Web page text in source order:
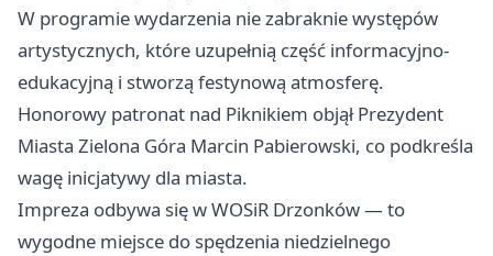
W programie wydarzenia nie zabraknie występów
artystycznych, które uzupełnią część informacyjno-
edukacyjną i stworzą festynową atmosferę.
Honorowy patronat nad Piknikiem objął Prezydent
Miasta Zielona Góra Marcin Pabierowski, co podkreśla
wagę inicjatywy dla miasta.
Impreza odbywa się w WOSiR Drzonków — to
wygodne miejsce do spędzenia niedzielnego